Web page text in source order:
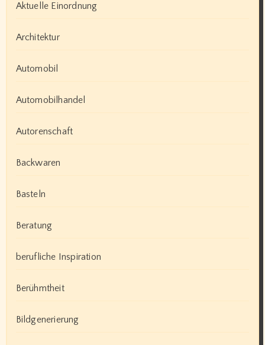
Aktuelle Einordnung
Architektur
Automobil
Automobilhandel
Autorenschaft
Backwaren
Basteln
Beratung
berufliche Inspiration
Berühmtheit
Bildgenerierung